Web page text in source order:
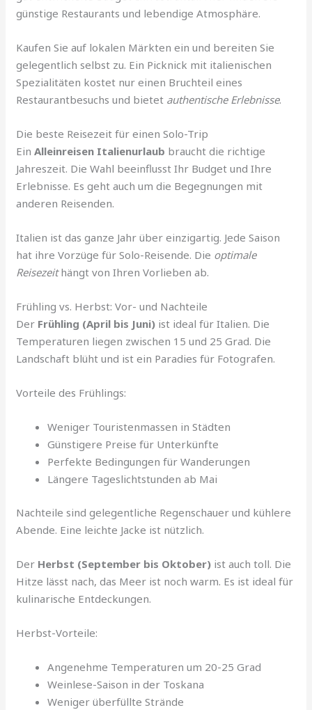
günstige Restaurants und lebendige Atmosphäre.
Kaufen Sie auf lokalen Märkten ein und bereiten Sie
gelegentlich selbst zu. Ein Picknick mit italienischen
Spezialitäten kostet nur einen Bruchteil eines
Restaurantbesuchs und bietet authentische Erlebnisse.
Die beste Reisezeit für einen Solo-Trip
EinAlleinreisen Italienurlaub braucht die richtige
Jahreszeit. Die Wahl beeinflusst Ihr Budget und Ihre
Erlebnisse. Es geht auch um die Begegnungen mit
anderen Reisenden.
Italien ist das ganze Jahr über einzigartig. Jede Saison
hat ihre Vorzüge für Solo-Reisende. Die optimale
Reisezeithängt von Ihren Vorlieben ab.
Frühling vs. Herbst: Vor- und Nachteile
Der Frühling (April bis Juni) ist ideal für Italien. Die
Temperaturen liegen zwischen 15 und 25 Grad. Die
Landschaft blüht und ist ein Paradies für Fotografen.
Vorteile des Frühlings:
Weniger Touristenmassen in Städten
Günstigere Preise für Unterkünfte
Perfekte Bedingungen für Wanderungen
Längere Tageslichtstunden ab Mai
Nachteile sind gelegentliche Regenschauer und kühlere
Abende. Eine leichte Jacke ist nützlich.
Der Herbst (September bis Oktober) ist auch toll. Die
Hitze lässt nach, das Meer ist noch warm. Es ist ideal für
kulinarische Entdeckungen.
Herbst-Vorteile:
Angenehme Temperaturen um 20-25 Grad
Weinlese-Saison in der Toskana
Weniger überfüllte Strände